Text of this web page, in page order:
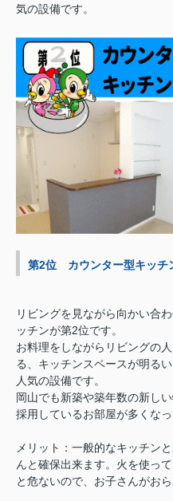
気の設備です。
第2位 カウンター型キッチ
リビングを見ながら向かい合
ッチンが第2位です。
お料理をしながらリビングの
る、キッチンスペースが明る
人気の設備です。
岡山でも新築や築年数の新し
採用しているお部屋が多くなっ
メリット：一般的なキッチン
んと確保出来ます。火を使っ
と危ないので、お子さんがお